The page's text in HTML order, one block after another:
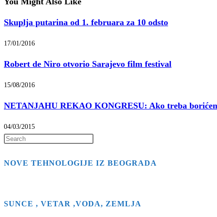
Skuplja putarina od 1. februara za 10 odsto
17/01/2016
Robert de Niro otvorio Sarajevo film festival
15/08/2016
NETANJAHU REKAO KONGRESU: Ako treba
04/03/2015
to
NOVE TEHNOLOGIJE IZ BEOGRADA
SUNCE , VETAR ,VODA, ZEMLJA